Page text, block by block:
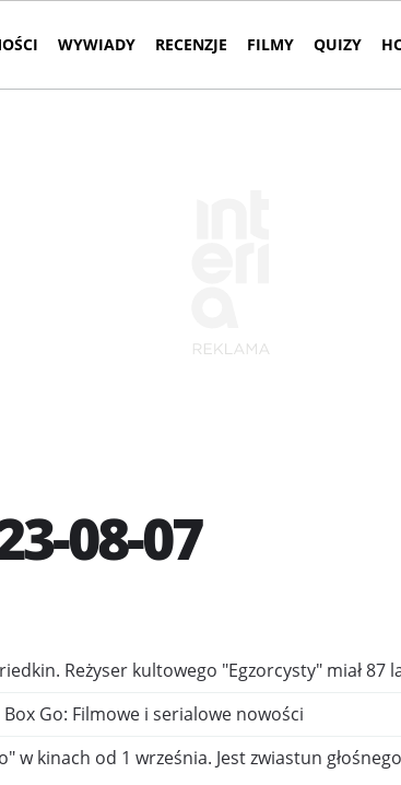
WYWIADY RECENZJE FILMY QUIZY
08-07
Reżyser kultowego "Egzorcysty" miał 87
Go: Filmowe i serialowe nowości
w kinach od 1 września. Jest zwiastun głośnego